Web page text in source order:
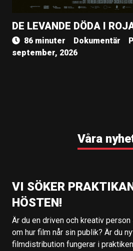
DE LEVANDE DÖDA I
86 minuter Dokumentär
september, 2026
Våra
VI SÖKER
HÖSTEN!
Är du en driven och kreativ
om hur film når sin publik? Är du
filmdistribution fungerar i